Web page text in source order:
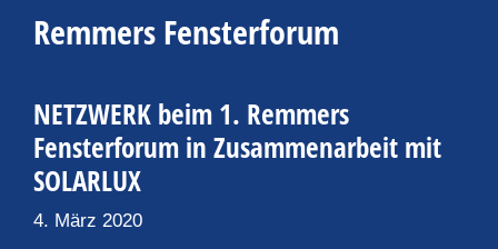
Remmers Fensterforum
NETZWERK beim 1. Remmers
Fensterforum in Zusammenarbeit mit
SOLARLUX
4. März 2020